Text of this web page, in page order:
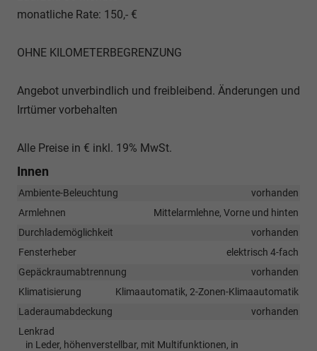
monatliche Rate: 150,- €
OHNE KILOMETERBEGRENZUNG
Angebot unverbindlich und freibleibend. Änderungen und
Irrtümer vorbehalten
Alle Preise in € inkl. 19% MwSt.
Innen
Ambiente-Beleuchtung
vorhanden
Armlehnen
Mittelarmlehne, Vorne und hinten
Durchlademöglichkeit
vorhanden
Fensterheber
elektrisch 4-fach
Gepäckraumabtrennung
vorhanden
Klimatisierung
Klimaautomatik, 2-Zonen-Klimaautomatik
Laderaumabdeckung
vorhanden
Lenkrad
in Leder, höhenverstellbar, mit Multifunktionen, in